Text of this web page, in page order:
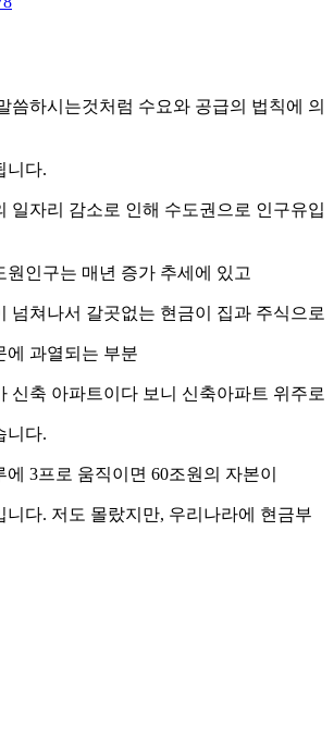
씀하시는것처럼 수요와 공급의 법칙에 의
니다.
일자리 감소로 인해 수도권으로 인구유입
원인구는 매년 증가 추세에 있고
넘쳐나서 갈곳없는 현금이 집과 주식으로
에 과열되는 부분
신축 아파트이다 보니 신축아파트 위주로
니다.
3프로 움직이면 60조원의 자본이
니다. 저도 몰랐지만, 우리나라에 현금부